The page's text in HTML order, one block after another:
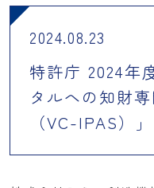
2024.08.23
特許庁 2024年
タルへの知財
（VC-IPAS）